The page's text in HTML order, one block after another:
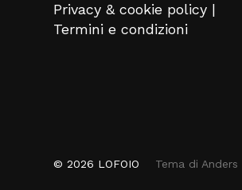
Privacy & cookie policy |
Termini e condizioni
© 2026 LOFOIO Tema di Anders